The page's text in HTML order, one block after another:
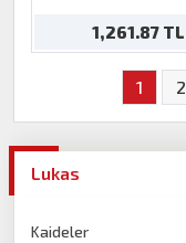
Lukas
Kaideler
1,261.87 TL
1 2